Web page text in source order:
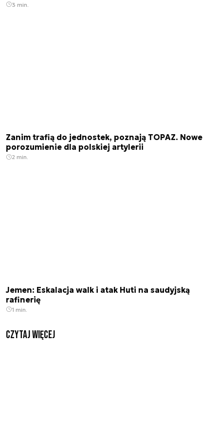
3 min.
Zanim trafią do jednostek, poznają TOPAZ. Nowe
porozumienie dla polskiej artylerii
2 min.
Jemen: Eskalacja walk i atak Huti na saudyjską
rafinerię
1 min.
czytaj więcej